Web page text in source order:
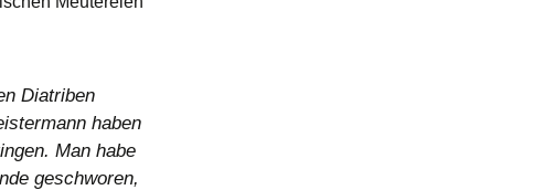
Diatriben
haben
Man habe
geschworen,